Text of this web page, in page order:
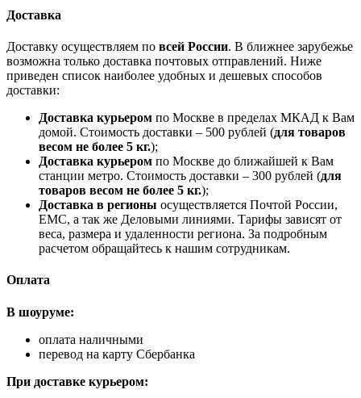
Доставка
Доставку осуществляем по всей России. В ближнее зарубежье
возможна только доставка почтовых отправлений. Ниже
приведен список наиболее удобных и дешевых способов
доставки:
Доставка курьером по Москве в пределах МКАД к Вам
домой. Стоимость доставки – 500 рублей (для товаров
весом не более 5 кг.);
Доставка курьером по Москве до ближайшей к Вам
станции метро. Стоимость доставки – 300 рублей (для
товаров весом не более 5 кг.);
Доставка в регионы осуществляется Почтой России,
ЕМС, а так же Деловыми линиями. Тарифы зависят от
веса, размера и удаленности региона. За подробным
расчетом обращайтесь к нашим сотрудникам.
Оплата
В шоуруме:
оплата наличными
перевод на карту Сбербанка
При доставке курьером: